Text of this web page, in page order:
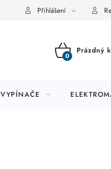
Přihlášení
NÁKUPNÍ
Prázdný
VYPÍNAČE